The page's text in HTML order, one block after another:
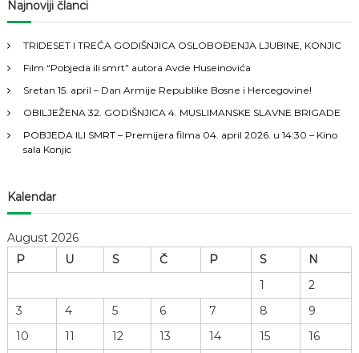
g
a
c
i
a
č
a
n
c
f
o
r
Najnoviji članci
TRIDESET I TREĆA GODIŠNJICA OSLOBOĐENJA LJUBINE, KONJIC
Film “Pobjeda ili smrt” autora Avde Huseinovića
Sretan 15. april – Dan Armije Republike Bosne i Hercegovine!
OBILJEŽENA 32. GODIŠNJICA 4. MUSLIMANSKE SLAVNE BRIGADE
POBJEDA ILI SMRT – Premijera filma 04. april 2026. u 14:30 – Kino
sala Konjic
Kalendar
August 2026
P
U S Č P S
N
1
2
3
4 5 6 7 8
9
10
11 12 13 14 15
16